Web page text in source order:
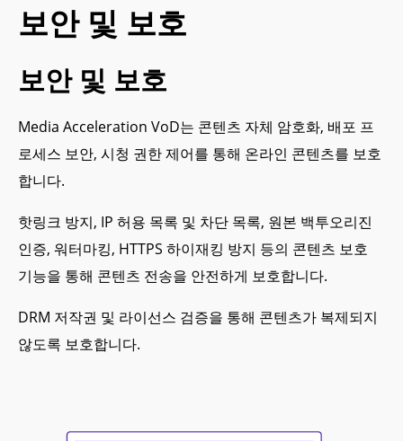
보안 및 보호
보안 및 보호
Media Acceleration VoD는 콘텐츠 자체 암호화, 배포 프
로세스 보안, 시청 권한 제어를 통해 온라인 콘텐츠를 보호
합니다.
핫링크 방지, IP 허용 목록 및 차단 목록, 원본 백투오리진
인증, 워터마킹, HTTPS 하이재킹 방지 등의 콘텐츠 보호
기능을 통해 콘텐츠 전송을 안전하게 보호합니다.
DRM 저작권 및 라이선스 검증을 통해 콘텐츠가 복제되지
않도록 보호합니다.